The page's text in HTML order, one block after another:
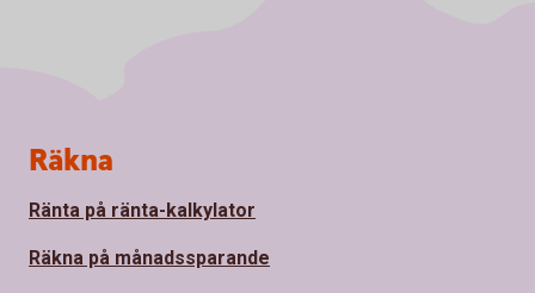
Sidfot
Räkna
Ränta på ränta-kalkylator
Räkna på månadssparande